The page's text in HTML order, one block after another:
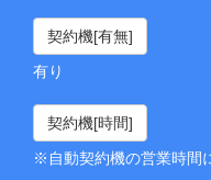
契約機[有無]
有り
契約機[時間]
※自動契約機の営業時間